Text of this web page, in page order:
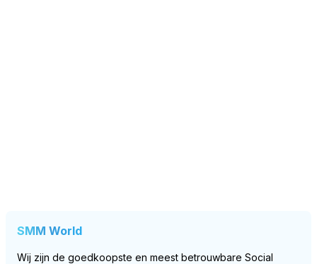
SMM World
Wij zijn de goedkoopste en meest betrouwbare Social